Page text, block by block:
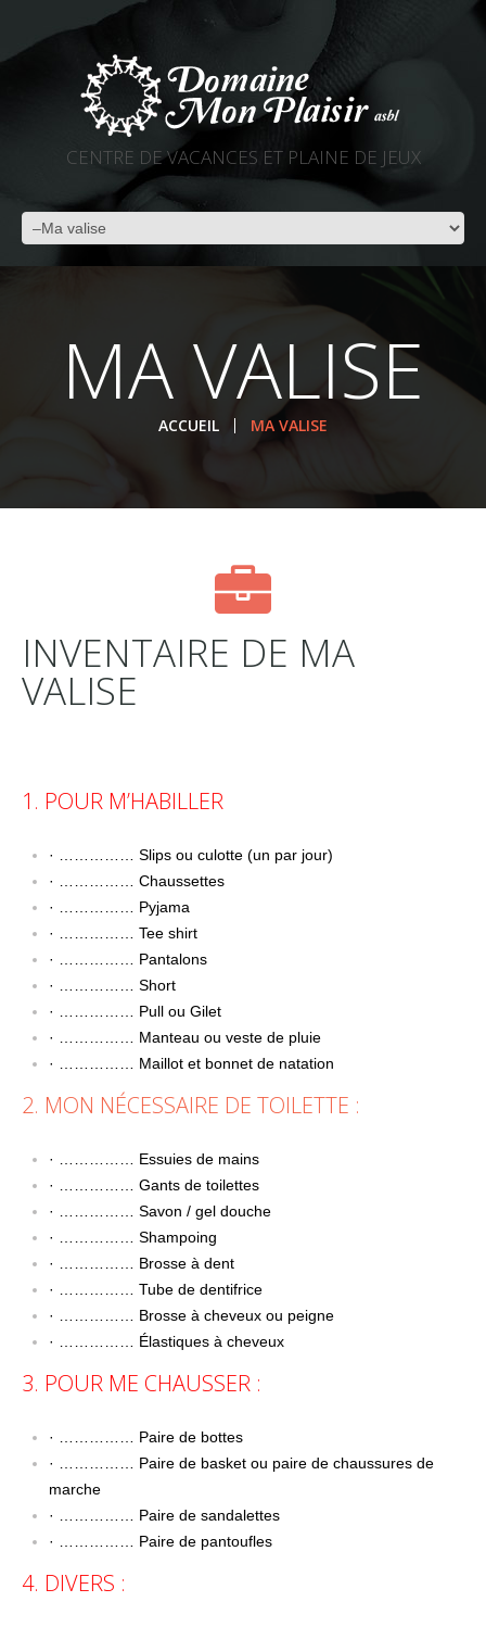
CENTRE DE VACANCES ET PLAINE DE JEUX
MA VALISE
ACCUEIL MA VALISE
INVENTAIRE DE MA
VALISE
1. POUR M’HABILLER
· …………… Slips ou culotte (un par jour)
· …………… Chaussettes
· …………… Pyjama
· …………… Tee shirt
· …………… Pantalons
· …………… Short
· …………… Pull ou Gilet
· …………… Manteau ou veste de pluie
· …………… Maillot et bonnet de natation
2. MON NÉCESSAIRE DE TOILETTE :
· …………… Essuies de mains
· …………… Gants de toilettes
· …………… Savon / gel douche
· …………… Shampoing
· …………… Brosse à dent
· …………… Tube de dentifrice
· …………… Brosse à cheveux ou peigne
· …………… Élastiques à cheveux
3. POUR ME CHAUSSER :
· …………… Paire de bottes
· …………… Paire de basket ou paire de chaussures de
marche
· …………… Paire de sandalettes
· …………… Paire de pantoufles
4. DIVERS :